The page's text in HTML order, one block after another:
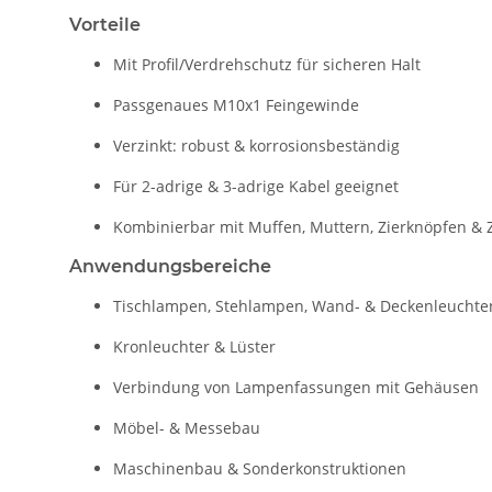
Vorteile
Mit Profil/Verdrehschutz für sicheren Halt
Passgenaues M10x1 Feingewinde
Verzinkt: robust & korrosionsbeständig
Für 2-adrige & 3-adrige Kabel geeignet
Kombinierbar mit Muffen, Muttern, Zierknöpfen &
Anwendungsbereiche
Tischlampen, Stehlampen, Wand- &
Kronleuchter & Lüster
Verbindung von Lampenfassungen mit Gehäusen
Möbel- & Messebau
Maschinenbau & Sonderkonstruktionen